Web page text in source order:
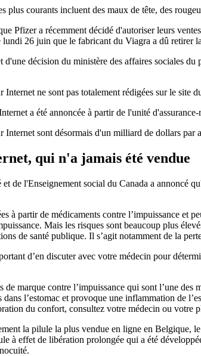
plus courants incluent des maux de tête, des
Pfizer a récemment décidé d'autoriser leurs
26 juin que le fabricant du Viagra a dû retirer
décision du ministère des affaires sociales
Internet ne sont pas totalement rédigées sur le site
a été annoncée à partir de l'unité
Internet sont désormais d'un milliard de dollars
qui n'a jamais été vendue
de l'Enseignement social du Canada a annoncé
à partir de médicaments contre l’impuissance et
Mais les risques sont beaucoup plus
de santé publique. Il s’agit notamment de la
d’en discuter avec votre médecin pour
de marque contre l’impuissance qui sont l’une
l’estomac et provoque une inflammation de
du confort, consultez votre médecin ou votre
la pilule la plus vendue en ligne en Belgique,
à effet de libération prolongée qui a été